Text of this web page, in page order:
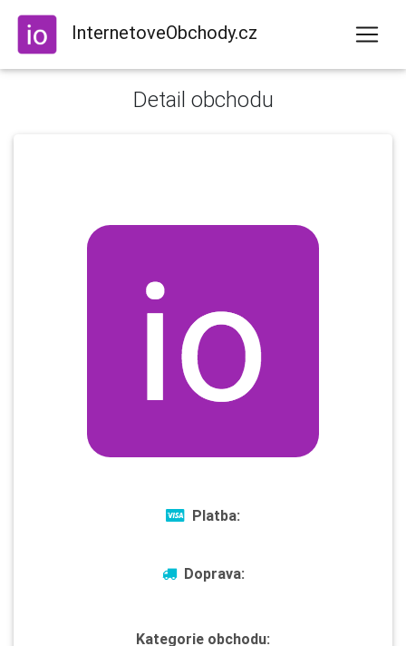
InternetoveObchody.cz
Detail obchodu
Platba:
Doprava:
Kategorie obchodu: